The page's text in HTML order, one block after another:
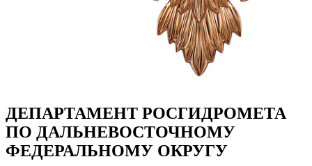
ДЕПАРТАМЕНТ РОСГИДРОМЕТА
ПО ДАЛЬНЕВОСТОЧНОМУ
ФЕДЕРАЛЬНОМУ ОКРУГУ